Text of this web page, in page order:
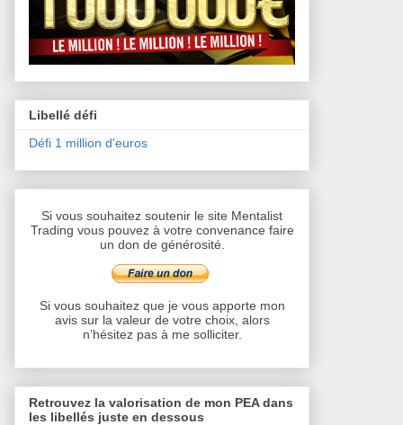
Libellé défi
Défi 1 million d'euros
Si vous souhaitez soutenir le site Mentalist
Trading vous pouvez à votre convenance faire
un don de générosité.
Si vous souhaitez que je vous apporte mon
avis sur la valeur de votre choix, alors
n’hésitez pas à me solliciter.
Retrouvez la valorisation de mon PEA dans
les libellés juste en dessous